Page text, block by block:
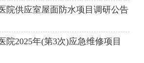
院供应室屋面防水项目调研公告
院2025年(第3次)应急维修项目